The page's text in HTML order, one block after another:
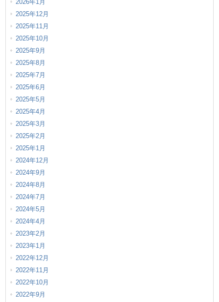
2026年1月
2025年12月
2025年11月
2025年10月
2025年9月
2025年8月
2025年7月
2025年6月
2025年5月
2025年4月
2025年3月
2025年2月
2025年1月
2024年12月
2024年9月
2024年8月
2024年7月
2024年5月
2024年4月
2023年2月
2023年1月
2022年12月
2022年11月
2022年10月
2022年9月